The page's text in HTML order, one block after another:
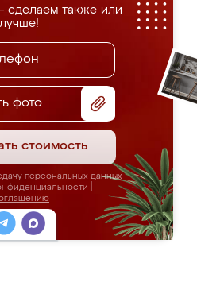
сделаем также или
лучше!
фото
стоимость
персональных данных